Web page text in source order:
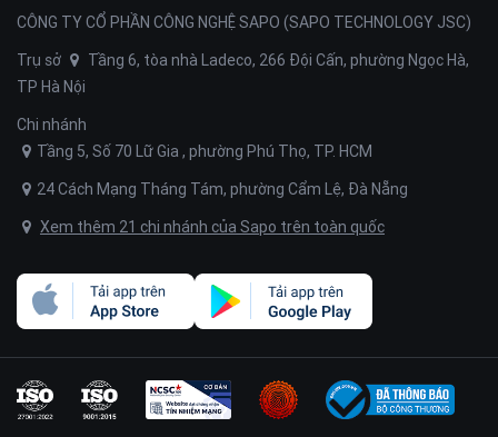
CÔNG TY CỔ PHẦN CÔNG NGHỆ SAPO (SAPO TECHNOLOGY JSC)
Trụ sở
Tầng 6, tòa nhà Ladeco, 266 Đội Cấn, phường Ngọc Hà,
TP Hà Nội
Chi nhánh
Tầng 5, Số 70 Lữ Gia , phường Phú Thọ, TP. HCM
24 Cách Mạng Tháng Tám, phường Cẩm Lệ, Đà Nẵng
Xem thêm 21 chi nhánh của Sapo trên toàn quốc